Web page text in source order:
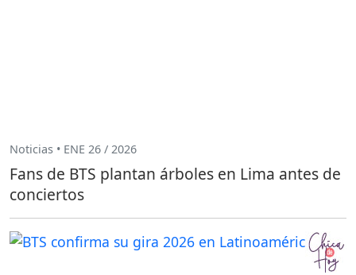
Noticias • ENE 26 / 2026
Fans de BTS plantan árboles en Lima antes de
conciertos